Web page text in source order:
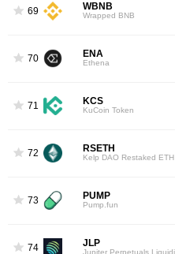
69 WBNB
Wrapped BNB
70 ENA
Ethena
71 KCS
KuCoin Token
72 RSETH
Kelp DAO Restaked ETH
73 PUMP
Pump.fun
74 JLP